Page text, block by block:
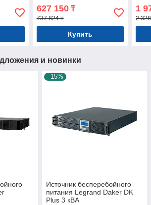
627 150₸
737 824 ₸
Купить
1
2
и новинки
–15%
Источник бесперебойного
питания Legrand Daker DK
Plus 3 кВА